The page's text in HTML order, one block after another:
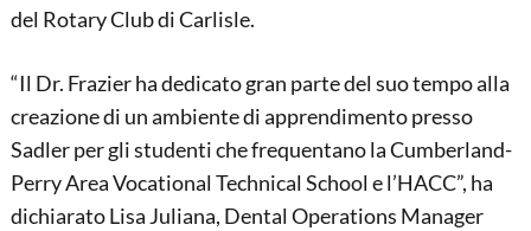
del Rotary Club di Carlisle.
“Il Dr. Frazier ha dedicato gran parte del suo tempo alla
creazione di un ambiente di apprendimento presso
Sadler per gli studenti che frequentano la Cumberland-
Perry Area Vocational Technical School e l’HACC”, ha
dichiarato Lisa Juliana, Dental Operations Manager